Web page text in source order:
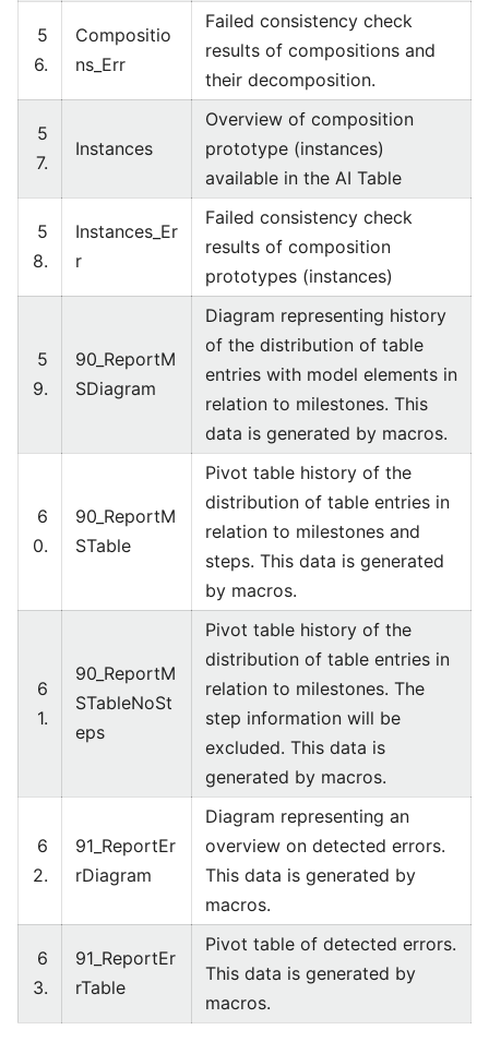
5
6.
Compositio
ns_Err
Failed consistency check
results of compositions and
their decomposition.
5
7.
Instances
Overview of composition
prototype (instances)
available in the AI Table
5
8.
Instances_Er
r
Failed consistency check
results of composition
prototypes (instances)
5
9.
90_ReportM
SDiagram
Diagram representing history
of the distribution of table
entries with model elements in
relation to milestones. This
data is generated by macros.
6
0.
90_ReportM
STable
Pivot table history of the
distribution of table entries in
relation to milestones and
steps. This data is generated
by macros.
6
1.
90_ReportM
STableNoSt
eps
Pivot table history of the
distribution of table entries in
relation to milestones. The
step information will be
excluded. This data is
generated by macros.
6
2.
91_ReportEr
rDiagram
Diagram representing an
overview on detected errors.
This data is generated by
macros.
6
3.
91_ReportEr
rTable
Pivot table of detected errors.
This data is generated by
macros.